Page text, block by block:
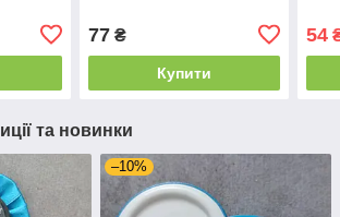
77₴
Купити
54
та новинки
–10%